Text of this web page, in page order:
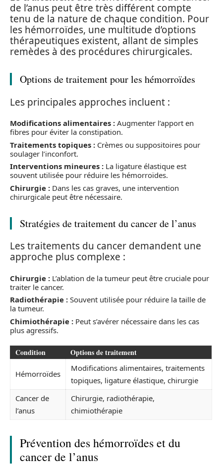
de l’anus peut être très différent compte
tenu de la nature de chaque condition. Pour
les hémorroïdes, une multitude d’options
thérapeutiques existent, allant de simples
remèdes à des procédures chirurgicales.
Options de traitement pour les hémorroïdes
Les principales approches incluent :
Modifications alimentaires : Augmenter l’apport en
fibres pour éviter la constipation.
Traitements topiques : Crèmes ou suppositoires pour
soulager l’inconfort.
Interventions mineures : La ligature élastique est
souvent utilisée pour réduire les hémorroïdes.
Chirurgie : Dans les cas graves, une intervention
chirurgicale peut être nécessaire.
Stratégies de traitement du cancer de l’anus
Les traitements du cancer demandent une
approche plus complexe :
Chirurgie : L’ablation de la tumeur peut être cruciale pour
traiter le cancer.
Radiothérapie : Souvent utilisée pour réduire la taille de
la tumeur.
Chimiothérapie : Peut s’avérer nécessaire dans les cas
plus agressifs.
Condition Options de traitement
Hémorroïdes
Modifications alimentaires, traitements
topiques, ligature élastique, chirurgie
Cancer de
l’anus
Chirurgie, radiothérapie,
chimiothérapie
Prévention des hémorroïdes et du
cancer de l’anus